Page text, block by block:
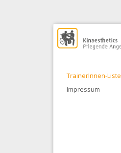
TrainerInnen-Liste
Impressum